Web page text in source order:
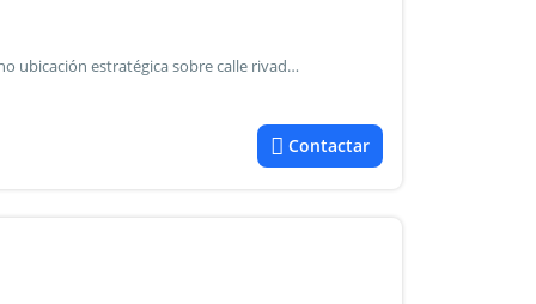
[Cayetanofe-248] alquilo y vendo fondo de comercio bovino ubicación estratégica sobre calle rivadavia 320, a solo dos cuadras del alto noa shopping, salta capital. ¡Local funcionando y completamente habilitado! Ideal para quienes buscan invertir y comenzar a trabajar desde el primer día el local cuenta con: amplia cocina a la vista mesas, sillas y banquetas de barra vajilla completa para 100 personas 10 canillas de cerveza tirada cámara de frío extractores industriales equipos de aire acondicionado salones calefaccionados consola de sonido todo el mobiliario, utensilios y equipamiento incluidos el alquiler contempla todo lo necesario para operar inmediatamente. Excelente oportunidad para inversores, gastronómicos o marcas que quieran posicionarse en una de las zonas más buscadas de salta. Consultas: cayetano
Contactar